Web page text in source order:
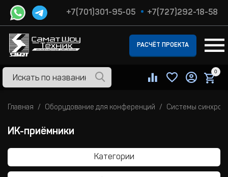
+7(701)301-95-05 +7(727)292-18-58
РАСЧЁТ ПРОЕКТА
0
Главная Оборудование для конференций Системы
ИК-приёмники
Категории